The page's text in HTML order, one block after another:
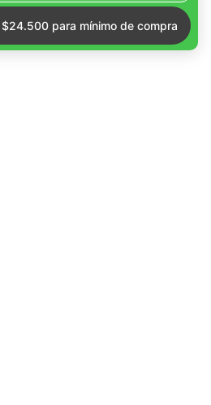
$24.500 para mínimo de compra